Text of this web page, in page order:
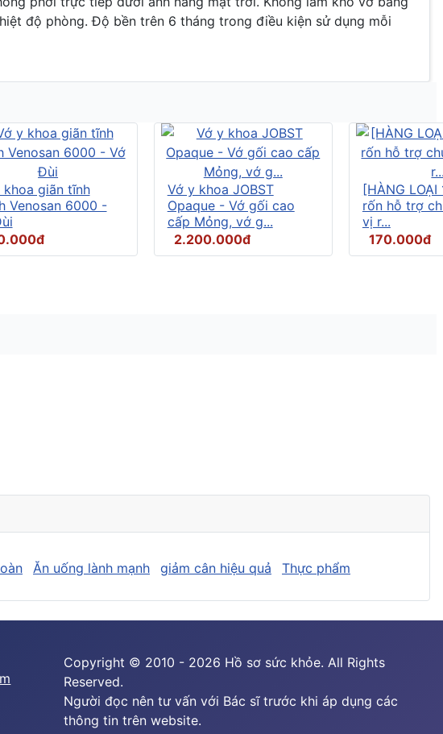
độ phòng. Độ bền trên 6 tháng trong điều kiện sử dụng mỗi
khoa giãn tĩnh
Venosan 6000 -
Vớ y khoa JOBST
Opaque - Vớ gối cao
cấp Mỏng, vớ g...
2.200.000đ
[HÀNG
rốn hỗ trợ
vị r...
170.000đ
Ăn uống lành mạnh giảm cân hiệu quả Thực phẩm
Copyright © 2010 - 2026 Hồ sơ sức khỏe. All Rights
Reserved.
Người đọc nên tư vấn với Bác sĩ trước khi áp dụng các
thông tin trên website.